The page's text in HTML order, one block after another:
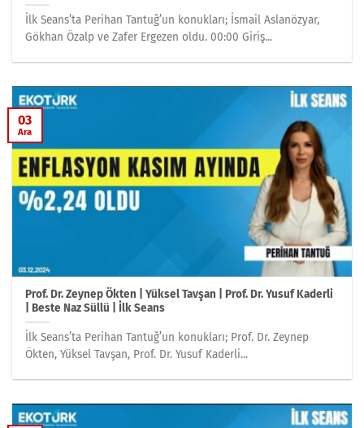
İlk Seans’ta Perihan Tantuğ’un konukları; İsmail Aslanözyar,
Gökhan Özalp ve Zafer Ergezen oldu. 00:00 Giriş...
Prof. Dr. Zeynep Ökten | Yüksel Tavşan | Prof. Dr. Yusuf Kaderli
| Beste Naz Süllü | İlk Seans
İlk Seans’ta Perihan Tantuğ’un konukları; Prof. Dr. Zeynep
Ökten, Yüksel Tavşan, Prof. Dr. Yusuf Kaderli...
03
Ara